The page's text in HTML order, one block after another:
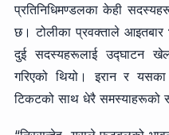
प्रतिनिधिमण्डलका केही
छ। टोलीका प्रवक्ताले
दुई सदस्यहरूलाई उद्घाटन
गरिएको थियो। इरान र
टिकटको साथ धेरै समस्याहरूको